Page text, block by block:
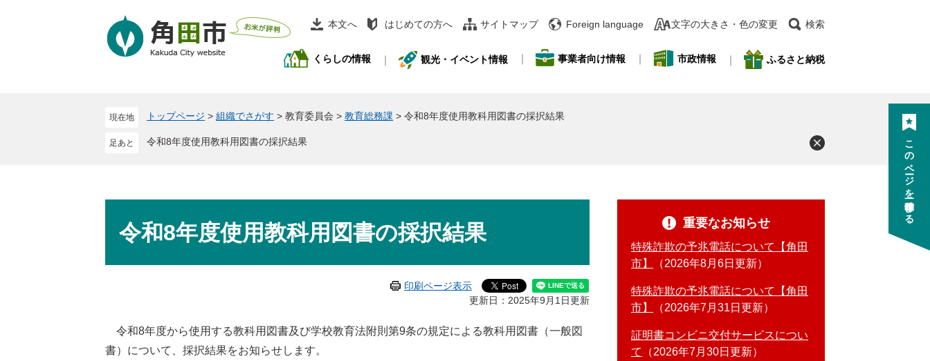
本文へ はじめての方へ サイトマップ Foreign language 文字の大きさ・色の変更 検索
くらしの情報 観光・イベント情報 事業者向け情報 市政情報 ふるさと納税
現在地 トップページ > 組織でさがす > 教育委員会 > 教育総務課 > 令和8年度使用教科用図書の採択結果
令和8年度使用教科用図書の採択結果
令和8年度使用教科用図書の採択結果
印刷ページ表示
更新日：2025年9月1日更新
令和8年度から使用する教科用図書及び学校教育法附則第9条の規定による教科用図書（一般図
書）について、採択結果をお知らせします。
重要なお知らせ
特殊詐欺の予兆電話について【角田
市】
2026年8月6日更新
特殊詐欺の予兆電話について【角田
市】
2026年7月31日更新
証明書コンビニ交付サービスについ
て
2026年7月30日更新
このページを一時保存する